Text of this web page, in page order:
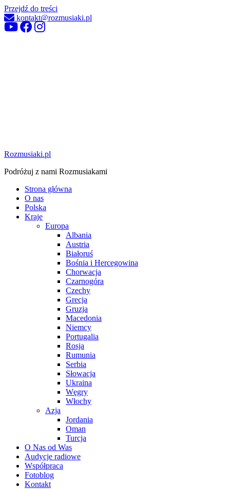
Przejdź do treści
kontakt@rozmusiaki.pl
Rozmusiaki.pl
Podróżuj z nami Rozmusiakami
Strona główna
O nas
Polska
Kraje
Europa
Albania
Austria
Białoruś
Bośnia i Hercegowina
Chorwacja
Czarnogóra
Czechy
Grecja
Gruzja
Macedonia
Niemcy
Portugalia
Rosja
Rumunia
Serbia
Słowacja
Ukraina
Węgry
Włochy
Azja
Jordania
Oman
Turcja
O Nas od Was
Audycje radiowe
Współpraca
Fotoblog
Kontakt